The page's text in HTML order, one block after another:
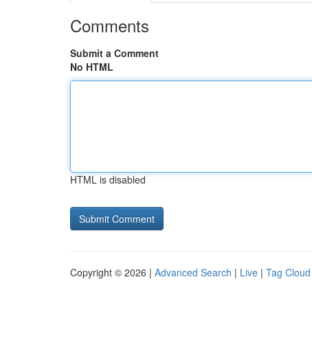
Comments
Submit a Comment
No HTML
HTML is disabled
Copyright © 2026 | Advanced Search | Live | Tag Cloud